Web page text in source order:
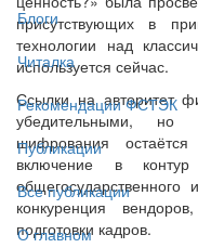
Блоги
Читалка
Рекомендации ФСТЭК
Публикации
Все публикации
О главном
присутствующих в
технологии над
используется сейчас.
Ссылки на авторитет
убедительными, но
шифрования
включение в контур
конкуренция
подготовки кадров.